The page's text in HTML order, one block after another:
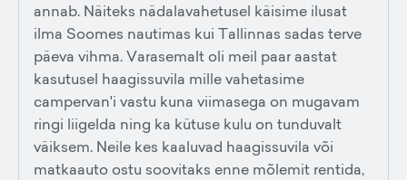
annab. Näiteks nädalavahetusel käisime ilusat
ilma Soomes nautimas kui Tallinnas sadas terve
päeva vihma. Varasemalt oli meil paar aastat
kasutusel haagissuvila mille vahetasime
campervan'i vastu kuna viimasega on mugavam
ringi liigelda ning ka kütuse kulu on tunduvalt
väiksem. Neile kes kaaluvad haagissuvila või
matkaauto ostu soovitaks enne mõlemit rentida,